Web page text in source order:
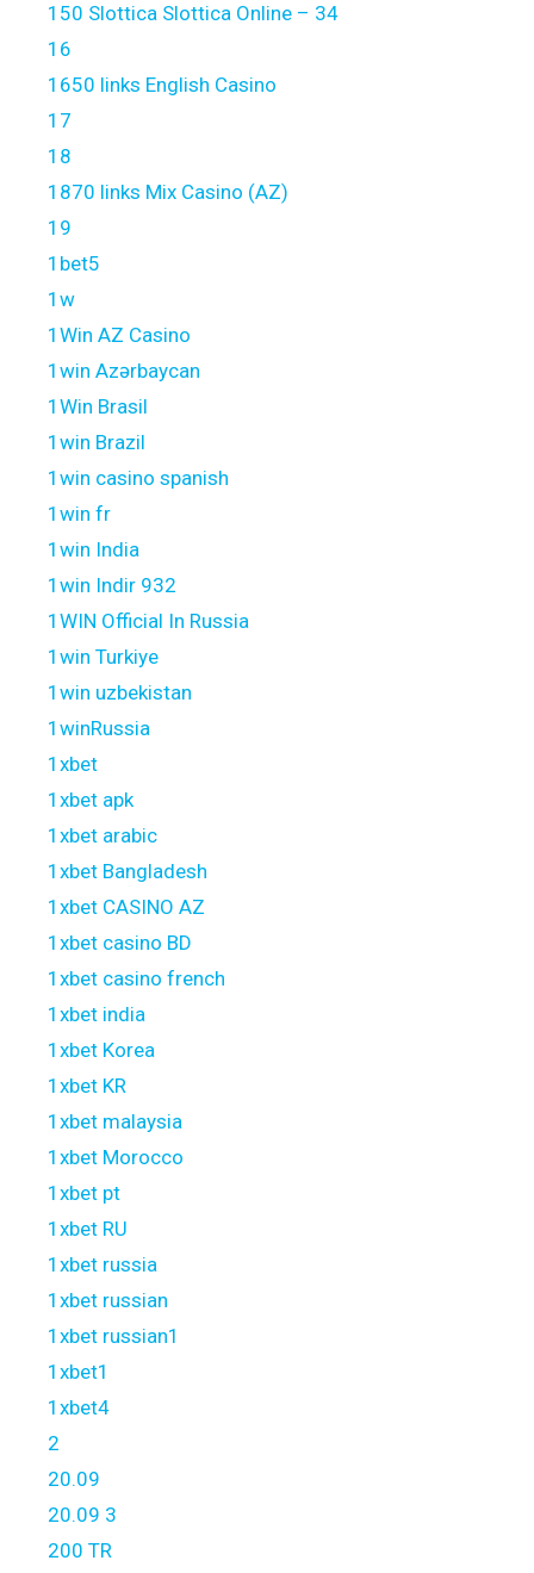
150 Slottica Slottica Online – 34
16
1650 links English Casino
17
18
1870 links Mix Casino (AZ)
19
1bet5
1w
1Win AZ Casino
1win Azərbaycan
1Win Brasil
1win Brazil
1win casino spanish
1win fr
1win India
1win Indir 932
1WIN Official In Russia
1win Turkiye
1win uzbekistan
1winRussia
1xbet
1xbet apk
1xbet arabic
1xbet Bangladesh
1xbet CASINO AZ
1xbet casino BD
1xbet casino french
1xbet india
1xbet Korea
1xbet KR
1xbet malaysia
1xbet Morocco
1xbet pt
1xbet RU
1xbet russia
1xbet russian
1xbet russian1
1xbet1
1xbet4
2
20.09
20.09 3
200 TR